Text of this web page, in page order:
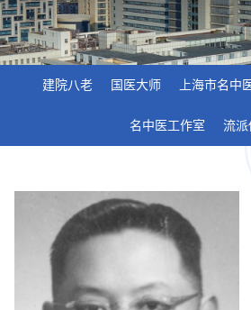
建院八老 国医大师 上海市名中
名中医工作室 流派